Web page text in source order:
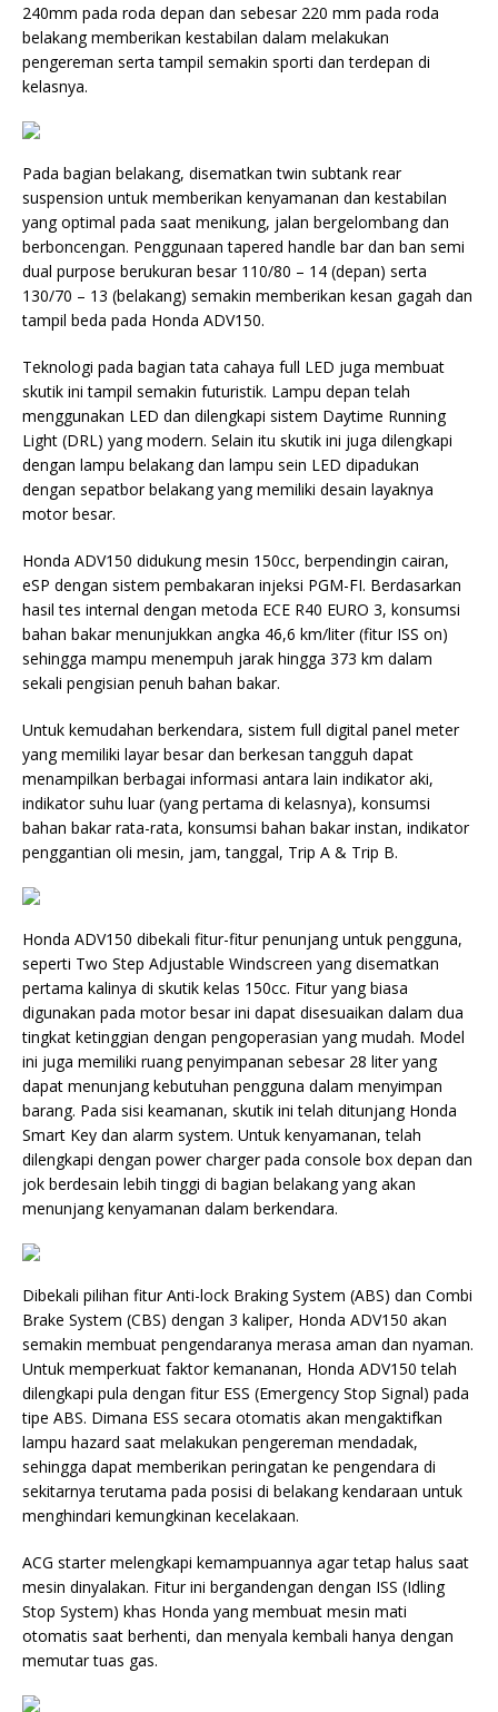
240mm pada roda depan dan sebesar 220 mm pada roda
belakang memberikan kestabilan dalam melakukan
pengereman serta tampil semakin sporti dan terdepan di
kelasnya.
Pada bagian belakang, disematkan twin subtank rear
suspension untuk memberikan kenyamanan dan kestabilan
yang optimal pada saat menikung, jalan bergelombang dan
berboncengan. Penggunaan tapered handle bar dan ban semi
dual purpose berukuran besar 110/80 – 14 (depan) serta
130/70 – 13 (belakang) semakin memberikan kesan gagah dan
tampil beda pada Honda ADV150.
Teknologi pada bagian tata cahaya full LED juga membuat
skutik ini tampil semakin futuristik. Lampu depan telah
menggunakan LED dan dilengkapi sistem Daytime Running
Light (DRL) yang modern. Selain itu skutik ini juga dilengkapi
dengan lampu belakang dan lampu sein LED dipadukan
dengan sepatbor belakang yang memiliki desain layaknya
motor besar.
Honda ADV150 didukung mesin 150cc, berpendingin cairan,
eSP dengan sistem pembakaran injeksi PGM-FI. Berdasarkan
hasil tes internal dengan metoda ECE R40 EURO 3, konsumsi
bahan bakar menunjukkan angka 46,6 km/liter (fitur ISS on)
sehingga mampu menempuh jarak hingga 373 km dalam
sekali pengisian penuh bahan bakar.
Untuk kemudahan berkendara, sistem full digital panel meter
yang memiliki layar besar dan berkesan tangguh dapat
menampilkan berbagai informasi antara lain indikator aki,
indikator suhu luar (yang pertama di kelasnya), konsumsi
bahan bakar rata-rata, konsumsi bahan bakar instan, indikator
penggantian oli mesin, jam, tanggal, Trip A & Trip B.
Honda ADV150 dibekali fitur-fitur penunjang untuk pengguna,
seperti Two Step Adjustable Windscreen yang disematkan
pertama kalinya di skutik kelas 150cc. Fitur yang biasa
digunakan pada motor besar ini dapat disesuaikan dalam dua
tingkat ketinggian dengan pengoperasian yang mudah. Model
ini juga memiliki ruang penyimpanan sebesar 28 liter yang
dapat menunjang kebutuhan pengguna dalam menyimpan
barang. Pada sisi keamanan, skutik ini telah ditunjang Honda
Smart Key dan alarm system. Untuk kenyamanan, telah
dilengkapi dengan power charger pada console box depan dan
jok berdesain lebih tinggi di bagian belakang yang akan
menunjang kenyamanan dalam berkendara.
Dibekali pilihan fitur Anti-lock Braking System (ABS) dan Combi
Brake System (CBS) dengan 3 kaliper, Honda ADV150 akan
semakin membuat pengendaranya merasa aman dan nyaman.
Untuk memperkuat faktor kemananan, Honda ADV150 telah
dilengkapi pula dengan fitur ESS (Emergency Stop Signal) pada
tipe ABS. Dimana ESS secara otomatis akan mengaktifkan
lampu hazard saat melakukan pengereman mendadak,
sehingga dapat memberikan peringatan ke pengendara di
sekitarnya terutama pada posisi di belakang kendaraan untuk
menghindari kemungkinan kecelakaan.
ACG starter melengkapi kemampuannya agar tetap halus saat
mesin dinyalakan. Fitur ini bergandengan dengan ISS (Idling
Stop System) khas Honda yang membuat mesin mati
otomatis saat berhenti, dan menyala kembali hanya dengan
memutar tuas gas.